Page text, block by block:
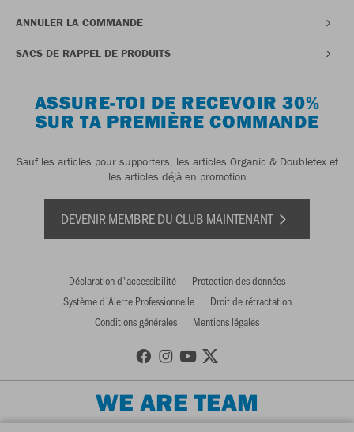
ANNULER LA COMMANDE
SACS DE RAPPEL DE PRODUITS
ASSURE-TOI DE RECEVOIR 30%
SUR TA PREMIÈRE COMMANDE
Sauf les articles pour supporters, les articles Organic & Doubletex et
les articles déjà en promotion
DEVENIR MEMBRE DU CLUB MAINTENANT
Déclaration d'accessibilité
Protection des données
Système d'Alerte Professionnelle
Droit de rétractation
Conditions générales
Mentions légales
WE ARE TEAM